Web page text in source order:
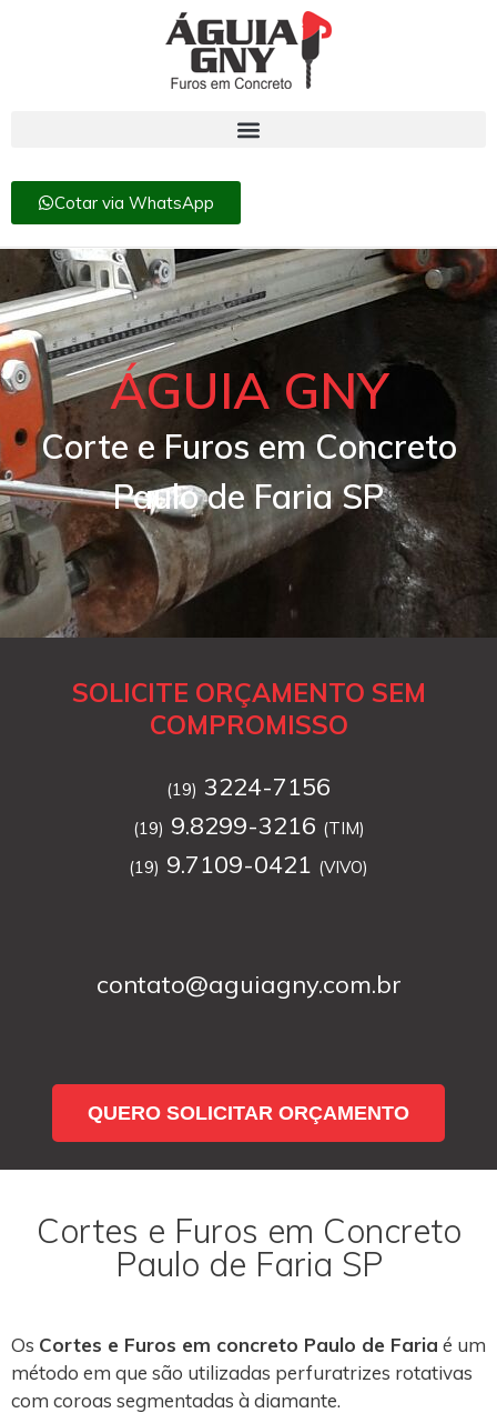
Cotar via WhatsApp
ÁGUIA GNY
Corte e Furos em Concreto
Paulo de Faria SP
SOLICITE ORÇAMENTO SEM
COMPROMISSO
(19) 3224-7156
(19) 9.8299-3216 (TIM)
(19) 9.7109-0421 (VIVO)
contato@aguiagny.com.br
QUERO SOLICITAR ORÇAMENTO
Cortes e Furos em Concreto
Paulo de Faria SP
Os Cortes e Furos em concreto Paulo de Faria é um
método em que são utilizadas perfuratrizes rotativas
com coroas segmentadas à diamante.